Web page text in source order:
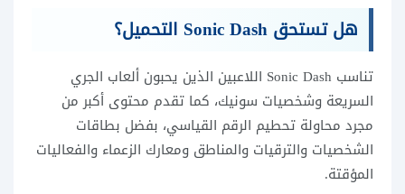
هل تستحق Sonic Dash التحميل؟
تناسب Sonic Dash اللاعبين الذين يحبون ألعاب الجري
السريعة وشخصيات سونيك، كما تقدم محتوى أكبر من
مجرد محاولة تحطيم الرقم القياسي، بفضل بطاقات
الشخصيات والترقيات والمناطق ومعارك الزعماء والفعاليات
المؤقتة.